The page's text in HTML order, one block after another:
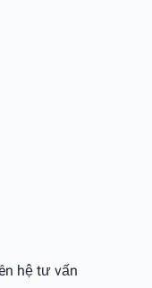
hệ tư vấn